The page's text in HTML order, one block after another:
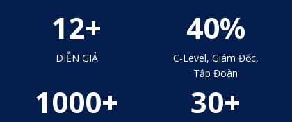
12+
DIỄN GIẢ
30+
40%
C-Level, Giám Đốc,
Tập Đoàn
1000+